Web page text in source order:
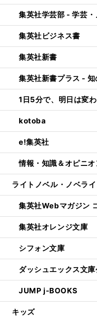
集英社学芸部 - 学芸
集英社ビジネス書
集英社新書
集英社新書プラス - 知
1日5分で、明日は変
kotoba
e!集英社
情報・知識＆オピニ
ライトノベル・ノベラ
集英社Webマガジン
集英社オレンジ文庫
シフォン文庫
ダッシュエックス文庫
JUMP j-BOOKS
キッズ